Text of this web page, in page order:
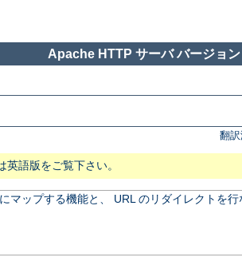
Apache HTTP サーバ バージョ
翻
語版をご覧下さい。
ップする機能と、 URL のリダイレクトを